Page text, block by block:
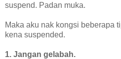
suspend. Padan muka.
Maka aku nak kongsi beberapa
kena suspended.
1. Jangan gelabah.